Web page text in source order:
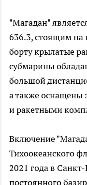
"Магадан"
636.3, стоящим на
борту крылатые
субмарины
большой
а также
и ракетными
Включение
Тихоокеанского
2021 года в
постоянного